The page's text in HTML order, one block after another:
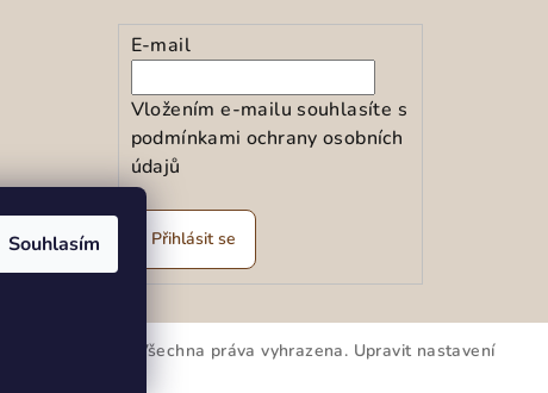
Souhlasím
E-mail
Vložením e-mailu souhlasíte s
podmínkami ochrany osobních
údajů
Přihlásit se
. Všechna práva vyhrazena. Upravit nastavení